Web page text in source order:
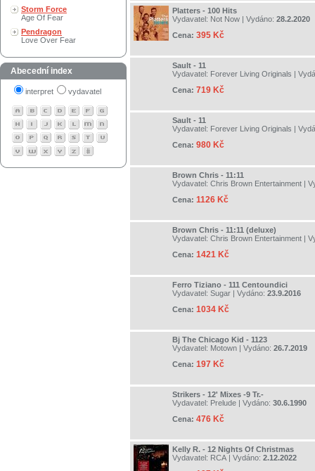
Storm Force
Age Of Fear
Pendragon
Love Over Fear
Abecední index
interpret vydavatel
Platters - 100 Hits
Vydavatel: Not Now | Vydáno: 28.2.2020
Cena: 395 Kč
Sault - 11
Vydavatel: Forever Living Originals |
Cena: 719 Kč
Sault - 11
Vydavatel: Forever Living Originals |
Cena: 980 Kč
Brown Chris - 11:11
Vydavatel: Chris Brown Entertainment |
Cena: 1126 Kč
Brown Chris - 11:11 (deluxe)
Vydavatel: Chris Brown Entertainment |
Cena: 1421 Kč
Ferro Tiziano - 111 Centoundici
Vydavatel: Sugar | Vydáno: 23.9.2016
Cena: 1034 Kč
Bj The Chicago Kid - 1123
Vydavatel: Motown | Vydáno: 26.7.2019
Cena: 197 Kč
Strikers - 12' Mixes -9 Tr.-
Vydavatel: Prelude | Vydáno: 30.6.1990
Cena: 476 Kč
Kelly R. - 12 Nights Of Christmas
Vydavatel: RCA | Vydáno: 2.12.2022